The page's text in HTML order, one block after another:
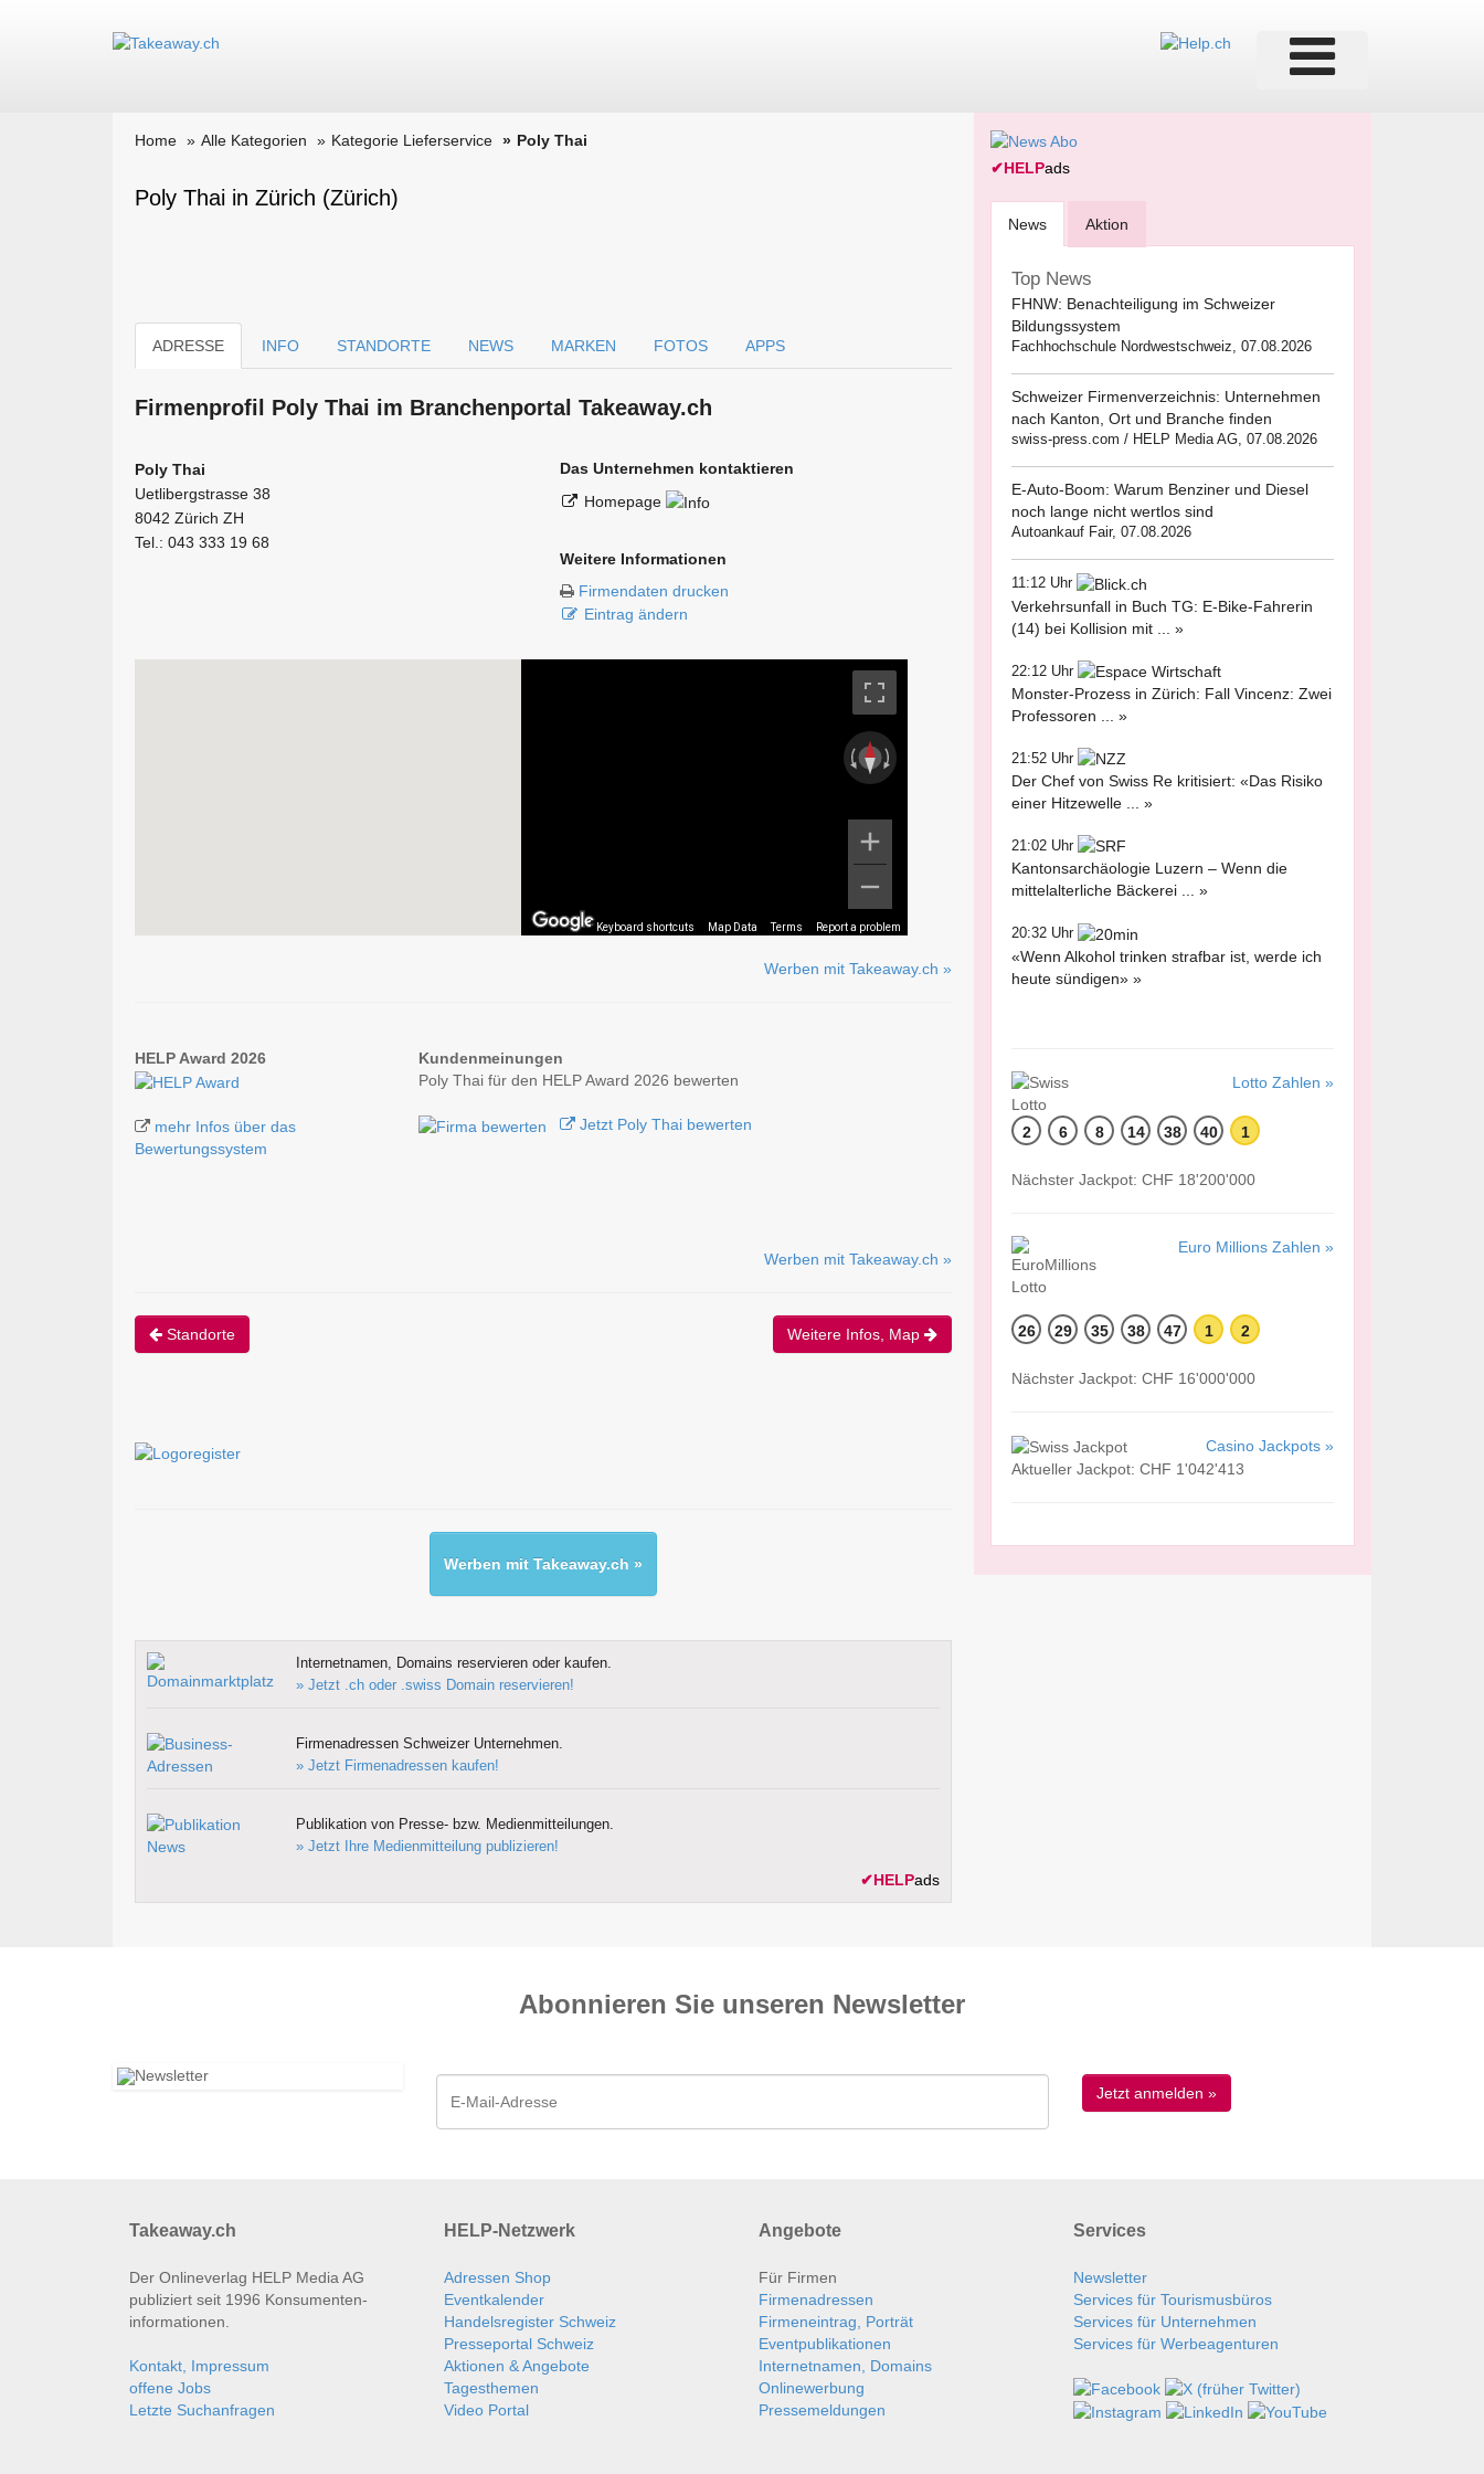
Home Alle Kategorien Kategorie Lieferservice Poly Thai
Poly Thai in Zürich (Zürich)
ADRESSE INFO STANDORTE NEWS MARKEN FOTOS APPS
Firmen­profil Poly Thai im Branchen­portal Takeaway.ch
Poly Thai
Uetlibergstrasse 38
8042 Zürich ZH
Tel.: 043 333 19 68
Das Unternehmen kontaktieren
Homepage
Weitere Informationen
Firmendaten drucken
Eintrag ändern
Keyboard shortcuts Map Data Terms Report a problem
Werben mit Takeaway.ch »
HELP Award 2026
mehr Infos über das
Bewertungssystem
Kundenmeinungen
Poly Thai für den HELP Award 2026 bewerten
Jetzt Poly Thai bewerten
Werben mit Takeaway.ch »
Standorte Weitere Infos, Map
Werben mit Takeaway.ch »
Internetnamen, Domains reservieren oder kaufen.
» Jetzt .ch oder .swiss Domain reservieren!
Firmenadressen Schweizer Unternehmen.
» Jetzt Firmenadressen kaufen!
Publikation von Presse- bzw. Medienmitteilungen.
» Jetzt Ihre Medienmitteilung publizieren!
✔HELPads
✔HELPads
News Aktion
Top News
FHNW: Benachteiligung im Schweizer
Bildungssystem
Fachhochschule Nordwestschweiz, 07.08.2026
Schweizer Firmenverzeichnis: Unternehmen
nach Kanton, Ort und Branche finden
swiss-press.com / HELP Media AG, 07.08.2026
E-Auto-Boom: Warum Benziner und Diesel
noch lange nicht wertlos sind
Autoankauf Fair, 07.08.2026
11:12 Uhr
Verkehrsunfall in Buch TG: E-Bike-Fahrerin
(14) bei Kollision mit ... »
22:12 Uhr
Monster-Prozess in Zürich: Fall Vincenz: Zwei
Professoren ... »
21:52 Uhr
Der Chef von Swiss Re kritisiert: «Das Risiko
einer Hitzewelle ... »
21:02 Uhr
Kantonsarchäologie Luzern – Wenn die
mittelalterliche Bäckerei ... »
20:32 Uhr
«Wenn Alkohol trinken strafbar ist, werde ich
heute sündigen» »
Lotto Zahlen »
2 6 8 14 38 40 1
Nächster Jackpot: CHF 18'200'000
Euro Millions Zahlen »
26 29 35 38 47 1 2
Nächster Jackpot: CHF 16'000'000
Casino Jackpots »
Aktueller Jackpot: CHF 1'042'413
Abonnieren Sie unseren News­letter
Takeaway.ch
Der Onlineverlag HELP Media AG
publiziert seit 1996 Konsumenten­
informationen.
Kontakt, Impressum
offene Jobs
Letzte Suchanfragen
HELP-Netzwerk
Adressen Shop
Eventkalender
Handelsregister Schweiz
Presseportal Schweiz
Aktionen & Angebote
Tagesthemen
Video Portal
Angebote
Für Firmen
Firmenadressen
Firmeneintrag, Porträt
Eventpublikationen
Internetnamen, Domains
Onlinewerbung
Pressemeldungen
Services
Newsletter
Services für Tourismusbüros
Services für Unternehmen
Services für Werbeagenturen